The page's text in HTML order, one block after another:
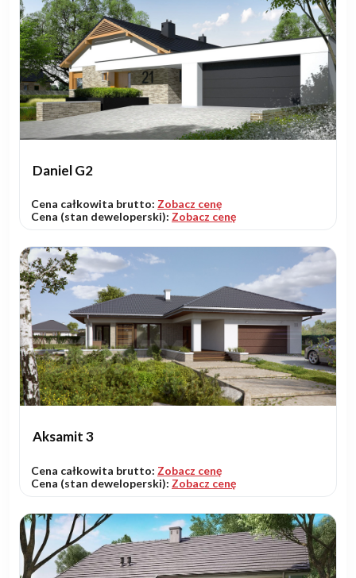
Daniel G2
Cena całkowita brutto: Zobacz cenę
Cena (stan deweloperski): Zobacz cenę
Aksamit 3
Cena całkowita brutto: Zobacz cenę
Cena (stan deweloperski): Zobacz cenę